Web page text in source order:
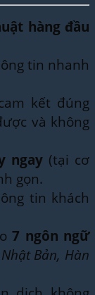
hàng đầu
tin nhanh
kết đúng
và không
ngay(tại cơ
gọn.
tin khách
7 ngôn ngữ
Bản, Hàn